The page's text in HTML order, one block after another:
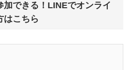
加できる！LINEでオンライ
はこちら